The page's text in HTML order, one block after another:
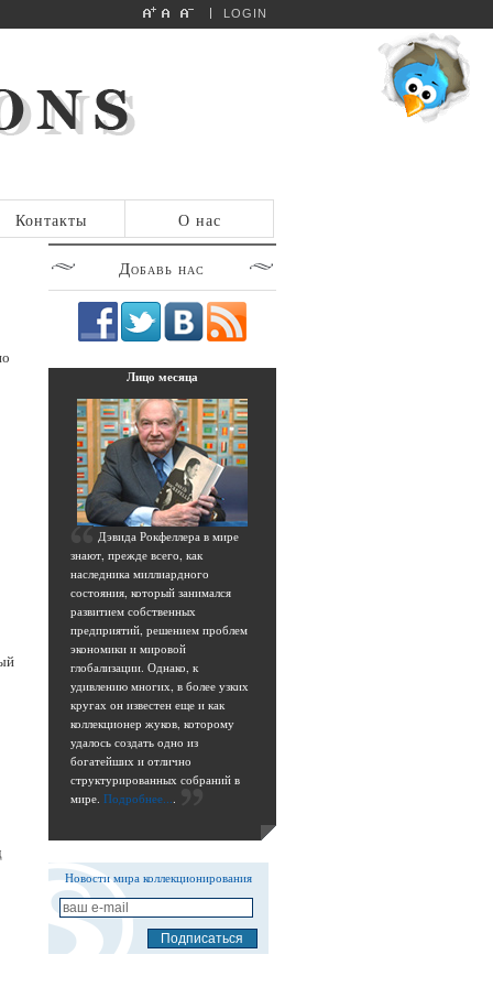
LOGIN
Контакты О нас
Добавь нас
Лицо месяца
Дэвида Рокфеллера в мире
знают, прежде всего, как
наследника миллиардного
состояния, который занимался
развитием собственных
предприятий, решением проблем
экономики и мировой
глобализации. Однако, к
удивлению многих, в более узких
кругах он известен еще и как
коллекционер жуков, которому
удалось создать одно из
богатейших и отлично
структурированных собраний в
мире. Подробнее....
Новости мира коллекционирования